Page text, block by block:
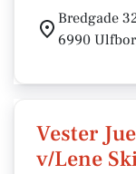
Bredgade
6990
Vester
v/Lene